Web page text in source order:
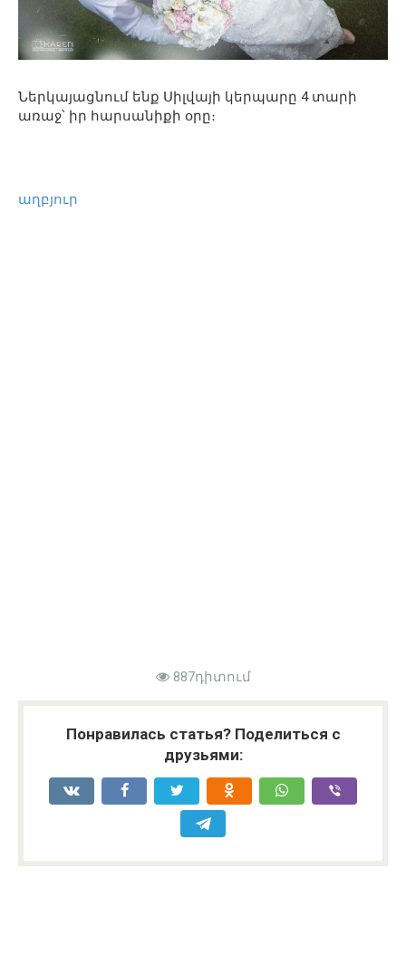
Ներկայացնում ենք Սիլվայի կերպարը 4 տարի
առաջ՝ իր հարսանիքի օրը։
աղբյուր
887դիտում
Понравилась статья? Поделиться с
друзьями: